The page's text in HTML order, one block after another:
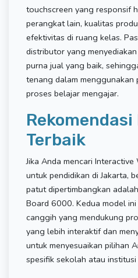
touchscreen yang responsif
perangkat lain, kualitas
efektivitas di ruang kelas.
distributor yang
purna jual yang baik,
tenang dalam menggunakan
proses belajar mengajar.
Terbaik
Jika Anda mencari
untuk pendidikan di Jakarta,
patut dipertimbangkan
Board 6000. Kedua model
canggih yang mendukung
yang lebih interaktif dan
untuk menyesuaikan pilihan
spesifik sekolah atau